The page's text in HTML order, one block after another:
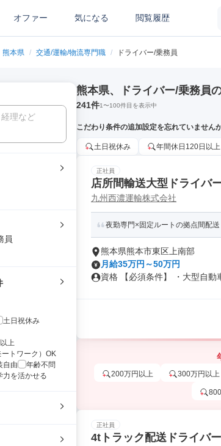
オファー 気になる 閲覧履歴
熊本県 / 交通/運輸/物流専門職 / ドライバー/乗務員
員
土日祝休み
上
トワーク）OK
自由
年齢不問
力を活かせる
熊本県、ドライバー/乗務員
241件1〜100件目を表示中
こだわり条件の追加設定を忘れていません
土日祝休み 年間休日120日以上
正社員
店所間輸送大型ドライバ
九州西濃運輸株式会社
夜勤専門×固定ルートの拠点間配
熊本県熊本市東区上南部
月給35万円～50万円
資格 【必須条件】 ・大型自
200万円以上 300万円以上
正社員
4tトラック配送ドライバ